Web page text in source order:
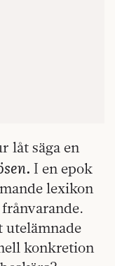
låt säga en
I en epok
lexikon
utelämnade
konkretion